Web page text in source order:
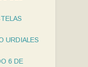
URDIALES
6 DE